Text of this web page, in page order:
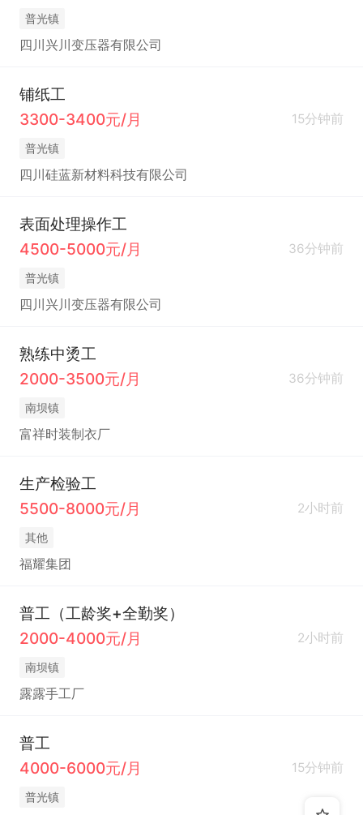
普光镇
四川兴川变压器有限公司
铺纸工
3300-3400元/月
15分钟前
普光镇
四川硅蓝新材料科技有限公司
表面处理操作工
4500-5000元/月
36分钟前
普光镇
四川兴川变压器有限公司
熟练中烫工
2000-3500元/月
36分钟前
南坝镇
富祥时装制衣厂
生产检验工
5500-8000元/月
2小时前
其他
福耀集团
普工（工龄奖+全勤奖）
2000-4000元/月
2小时前
南坝镇
露露手工厂
普工
4000-6000元/月
15分钟前
普光镇